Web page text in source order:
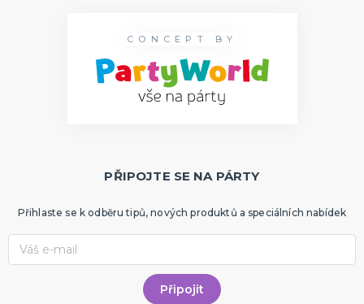
CONCEPT BY
PŘIPOJTE SE NA PÁRTY
Přihlaste se k odběru tipů, nových produktů a speciálních nabídek